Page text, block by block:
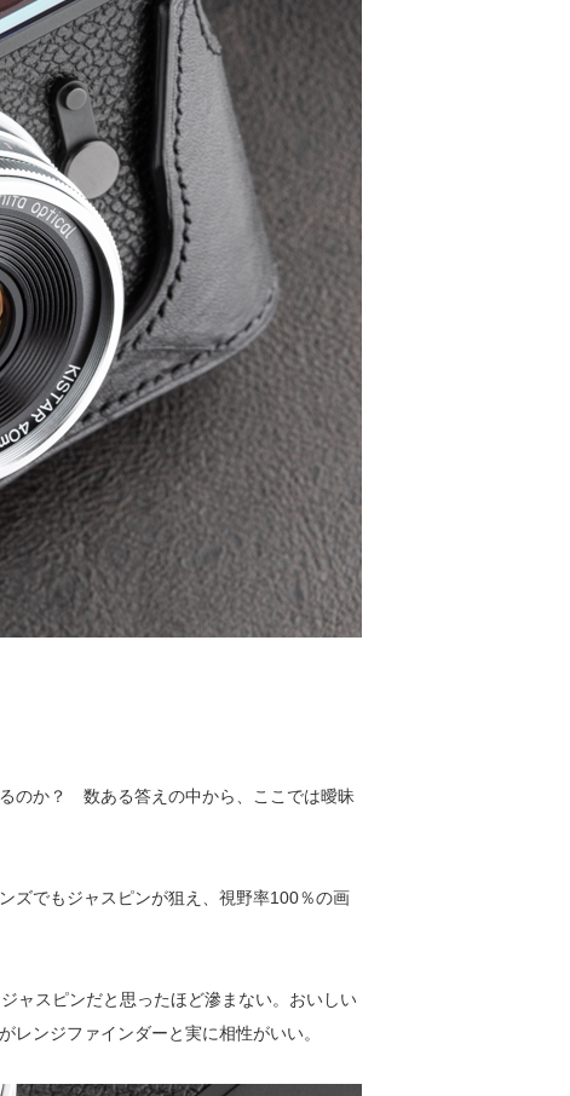
のか？ 数ある答えの中から、ここでは曖昧
ズでもジャスピンが狙え、視野率100％の画
ャスピンだと思ったほど滲まない。おいしい
ンジファインダーと実に相性がいい。